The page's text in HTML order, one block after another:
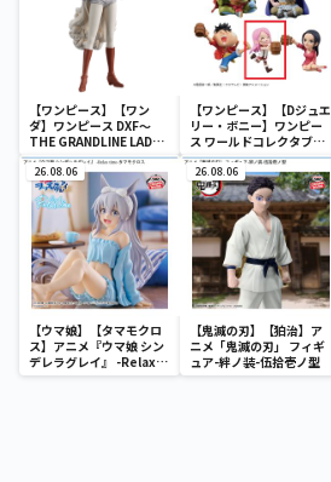
【ワンピース】【ワン
ダ】ワンピース DXF～
THE GRANDLINE LADY
～ワノ国 vol.10
【ワンピース】【Dジュエ
リー・ボニー】ワンピー
ス ワールドコレクタブル
フィギュア-宴1-
26.08.06
【ウマ娘】【タマモクロ
ス】アニメ『ウマ娘 シン
デレラグレイ』 -Relax
time-タマモクロス
26.08.06
【鬼滅の刃】【狛治】ア
ニメ「鬼滅の刃」 フィギ
ュア-絆ノ装-伍拾壱ノ型